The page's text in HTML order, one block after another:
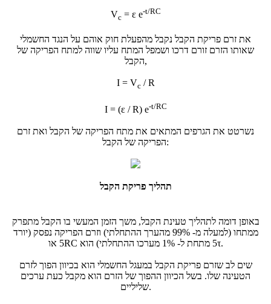
Vc= ε e-t/RC
את זרם פריקת הקבל נקבל מהפעלת חוק אוהם על הנגד החשמלי
שאותו הזרם זורם דרכו ושמפל המתח עליו שווה למתח הפריקה של
הקבל,
I = Vc/ R
I = (ε / R) e-t/RC
נשרטט את הגרפים המתאים את מתח הפריקה של הקבל ואת זרם
הפריקה של הקבל:
תהליך פריקת הקבל
באופן דומה לתהליך טעינת הקבל, משך הזמן המעשי בו הקבל מתפרק
ממתחו (למעלה מ-99% מהערך ההתחלתי) וזרם הפריקה נפסק (יורד
מתחת ל-1% מערכו ההתחלתי) הוא 5RC או 5τ.
שים לב שזרם פריקת הקבל במעגל החשמלי הוא בכיוון הפוך לזרם
הטעינה שלו. בשל הכיוון ההפוך של הזרם הוא מקבל כעת ערכים
שליליים.